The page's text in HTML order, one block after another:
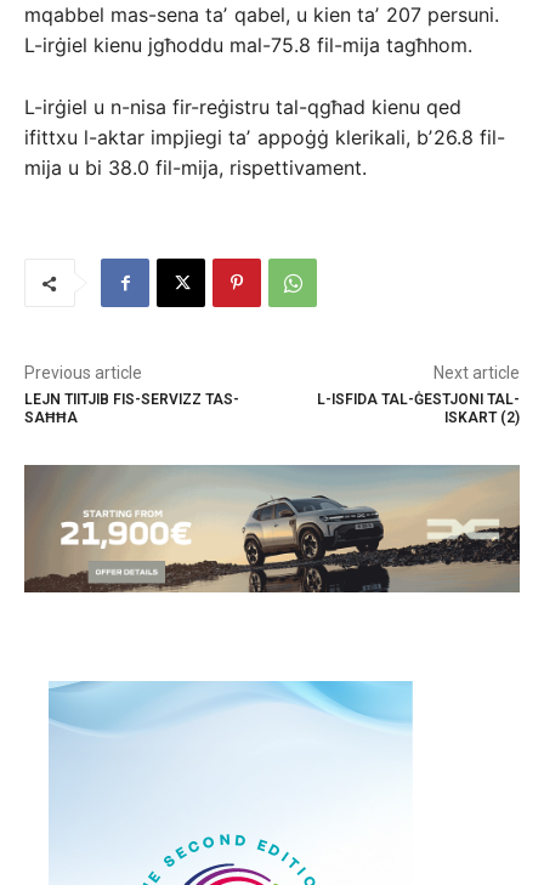
mqabbel mas-sena taʼ qabel, u kien taʼ 207 persuni.
L-irġiel kienu jgħoddu mal-75.8 fil-mija tagħhom.
L-irġiel u n-nisa fir-reġistru tal-qgħad kienu qed
ifittxu l-aktar impjiegi taʼ appoġġ klerikali, bʼ26.8 fil-
mija u bi 38.0 fil-mija, rispettivament.
Previous article
LEJN TIITJIB FIS-SERVIZZ TAS-
SAĦĦA
Next article
L-ISFIDA TAL-ĠESTJONI TAL-
ISKART (2)